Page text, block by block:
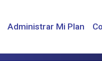
Administrar Mi Plan